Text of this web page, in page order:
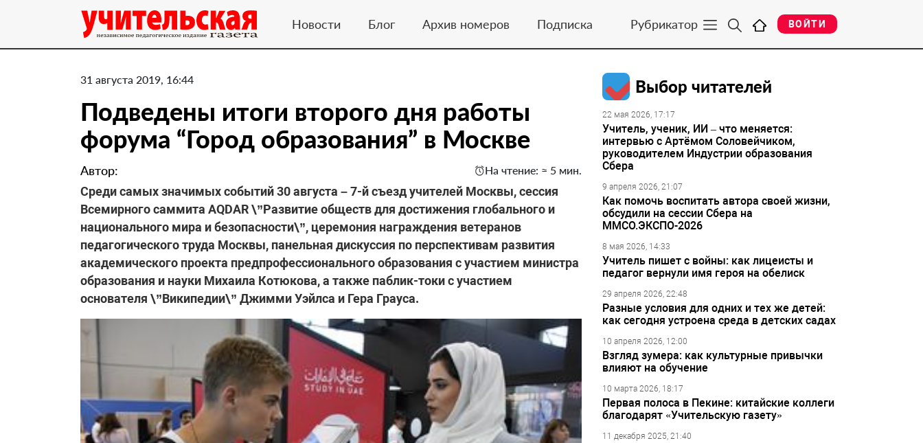
Новости Блог Архив номеров Подписка Рубрикатор ВОЙТИ
31 августа 2019, 16:44
Подведены итоги второго дня работы
форума “Город образования” в Москве
Автор: На чтение: ≈ 5 мин.
​Среди самых значимых событий 30 августа – 7-й съезд учителей Москвы, сессия
Всемирного саммита AQDAR \”Развитие обществ для достижения глобального и
национального мира и безопасности\”, церемония награждения ветеранов
педагогического труда Москвы, панельная дискуссия по перспективам развития
академического проекта предпрофессионального образования с участием министра
образования и науки Михаила Котюкова, а также паблик-токи с участием
основателя \”Википедии\” Джимми Уэйлса и Гера Грауса.
Выбор читателей
22 мая 2026, 17:17
Учитель, ученик, ИИ – что меняется:
интервью с Артёмом Соловейчиком,
руководителем Индустрии образования
Сбера
9 апреля 2026, 21:07
Как помочь воспитать автора своей жизни,
обсудили на сессии Сбера на
ММСО.ЭКСПО-2026
8 мая 2026, 14:33
Учитель пишет с войны: как лицеисты и
педагог вернули имя героя на обелиск
29 апреля 2026, 22:48
Разные условия для одних и тех же детей:
как сегодня устроена среда в детских садах
10 апреля 2026, 12:00
Взгляд зумера: как культурные привычки
влияют на обучение
10 марта 2026, 18:17
Первая полоса в Пекине: китайские коллеги
благодарят «Учительскую газету»
11 декабря 2025, 21:40